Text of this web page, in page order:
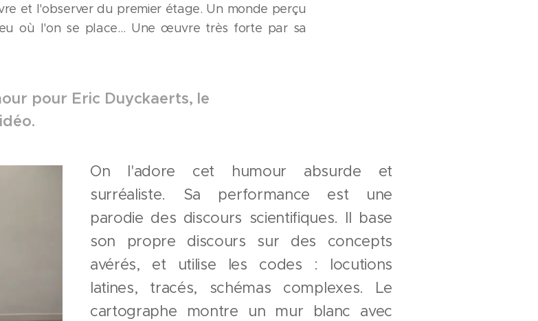
et l'observer du premier étage. Un monde perçu
où l'on se place… Une œuvre très forte par sa
pour Eric Duyckaerts, le
On l'adore cet humour absurde et
surréaliste. Sa performance est une
parodie des discours scientifiques. Il base
son propre discours sur des concepts
avérés, et utilise les codes : locutions
latines, tracés, schémas complexes. Le
cartographe montre un mur blanc avec